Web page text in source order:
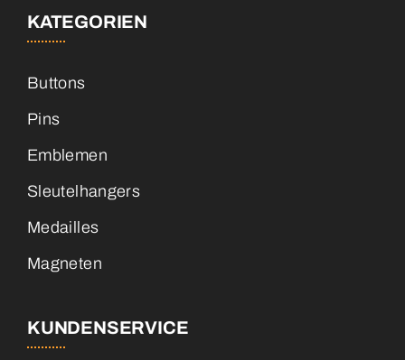
Pins
Emblemen
Sleutelhangers
Medailles
Magneten